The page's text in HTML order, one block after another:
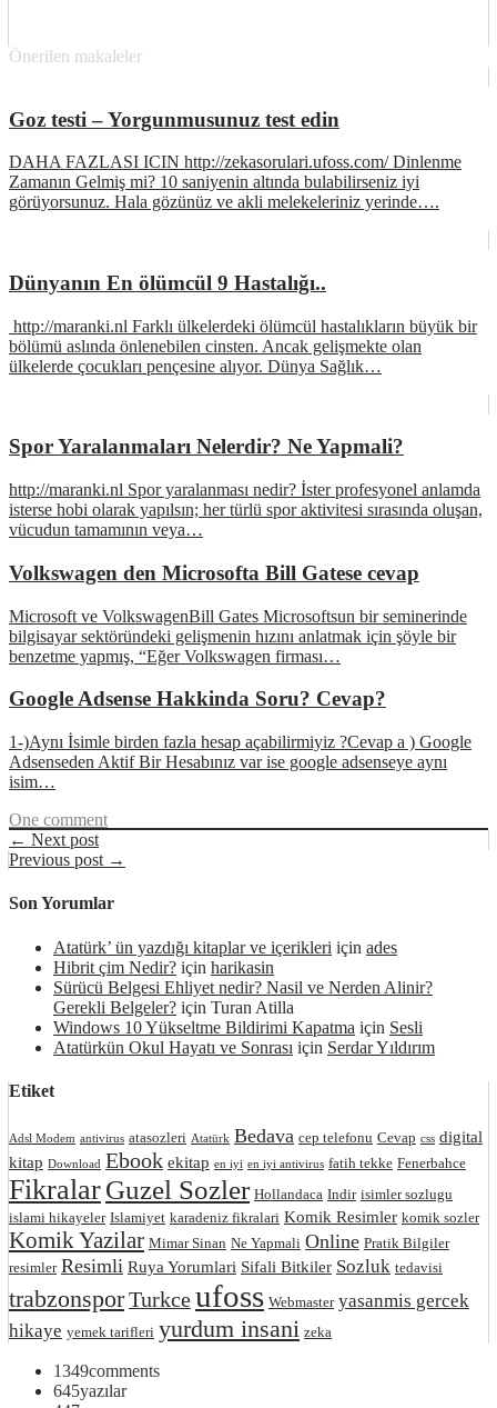
Önerilen makaleler
Goz testi – Yorgunmusunuz test edin
DAHA FAZLASI ICIN http://zekasorulari.ufoss.com/ Dinlenme
Zamanın Gelmiş mi? 10 saniyenin altında bulabilirseniz iyi
görüyorsunuz. Hala gözünüz ve akli melekeleriniz yerinde….
Dünyanın En ölümcül 9 Hastalığı..
http://maranki.nl Farklı ülkelerdeki ölümcül hastalıkların büyük bir
bölümü aslında önlenebilen cinsten. Ancak gelişmekte olan
ülkelerde çocukları pençesine alıyor. Dünya Sağlık…
Spor Yaralanmaları Nelerdir? Ne Yapmali?
http://maranki.nl Spor yaralanması nedir? İster profesyonel anlamda
isterse hobi olarak yapılsın; her türlü spor aktivitesi sırasında oluşan,
vücudun tamamının veya…
Volkswagen den Microsofta Bill Gatese cevap
Microsoft ve VolkswagenBill Gates Microsoftsun bir seminerinde
bilgisayar sektöründeki gelişmenin hızını anlatmak için şöyle bir
benzetme yapmış, “Eğer Volkswagen firması…
Google Adsense Hakkinda Soru? Cevap?
1-)Aynı İsimle birden fazla hesap açabilirmiyiz ?Cevap a ) Google
Adsenseden Aktif Bir Hesabınız var ise google adsenseye aynı
isim…
One comment
← Next post
Previous post →
Son Yorumlar
Atatürk’ ün yazdığı kitaplar ve içerikleri için ades
Hibrit çim Nedir? için harikasin
Sürücü Belgesi Ehliyet nedir? Nasil ve Nerden Alinir?
Gerekli Belgeler? için Turan Atilla
Windows 10 Yükseltme Bildirimi Kapatma için Sesli
Atatürkün Okul Hayatı ve Sonrası için Serdar Yıldırım
Etiket
Adsl Modem antivirus atasozleri Atatürk Bedava cep telefonu Cevap css digital
kitap Download Ebook ekitap en iyi en iyi antivirus fatih tekke Fenerbahce
FikralarGuzel Sozler Hollandaca Indir isimler sozlugu
islami hikayeler Islamiyet karadeniz fikralari Komik Resimler komik sozler
Komik Yazilar Mimar Sinan Ne Yapmali Online Pratik Bilgiler
resimler Resimli Ruya Yorumlari Sifali Bitkiler Sozluk tedavisi
trabzonsporTurkceufoss Webmaster yasanmis gercek
hikaye yemek tarifleri yurdum insani zeka
1349comments
645yazılar